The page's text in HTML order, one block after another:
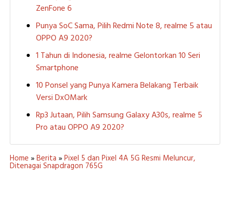
ZenFone 6
Punya SoC Sama, Pilih Redmi Note 8, realme 5 atau
OPPO A9 2020?
1 Tahun di Indonesia, realme Gelontorkan 10 Seri
Smartphone
10 Ponsel yang Punya Kamera Belakang Terbaik
Versi DxOMark
Rp3 Jutaan, Pilih Samsung Galaxy A30s, realme 5
Pro atau OPPO A9 2020?
Home »Berita »Pixel 5 dan Pixel 4A 5G Resmi Meluncur,
Ditenagai Snapdragon 765G